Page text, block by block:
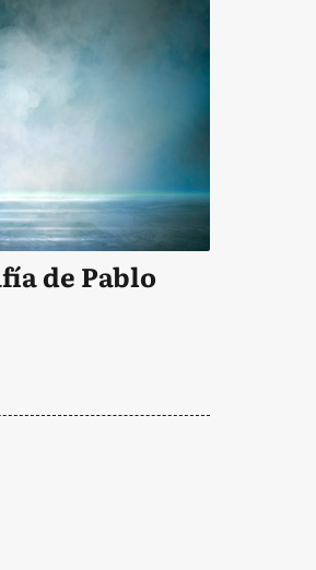
de Pablo